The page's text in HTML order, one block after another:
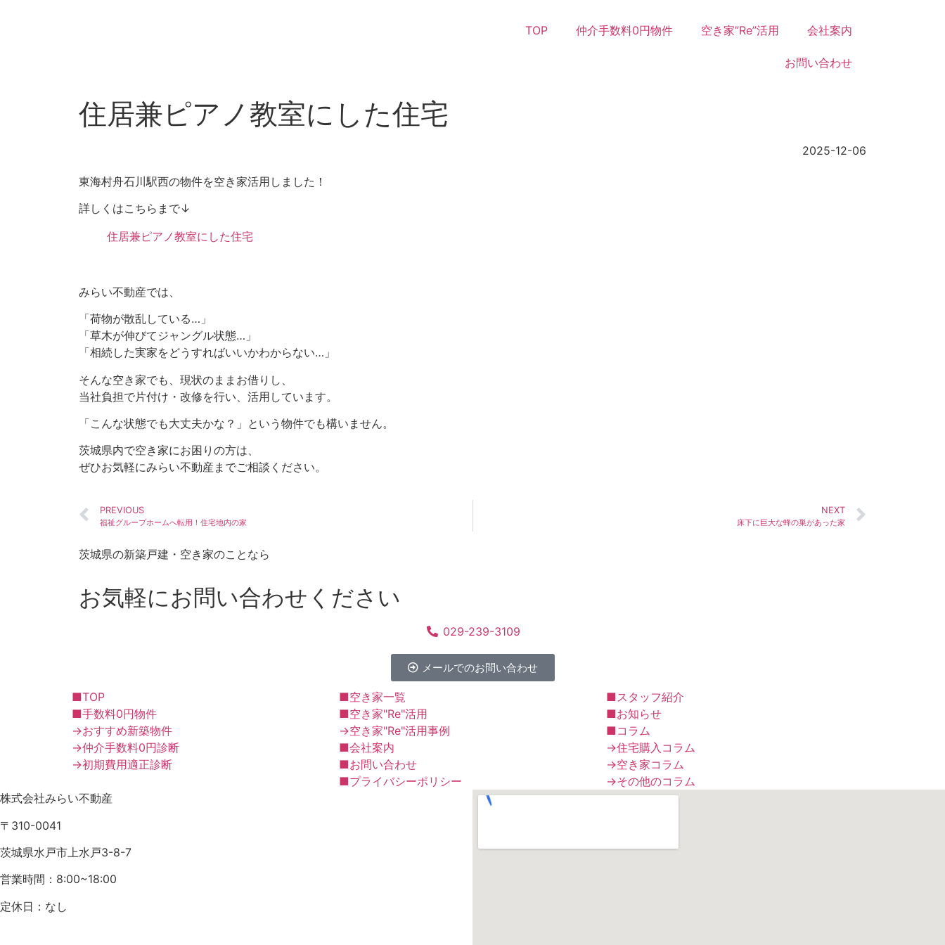
TOP 仲介手数料0円物件 空き家”Re”活用 会社案内
お問い合わせ
住居兼ピアノ教室にした住宅
2025-12-06
東海村舟石川駅西の物件を空き家活用しました！
詳しくはこちらまで↓
住居兼ピアノ教室にした住宅
みらい不動産では、
「荷物が散乱している…」
「草木が伸びてジャングル状態…」
「相続した実家をどうすればいいかわからない…」
そんな空き家でも、現状のままお借りし、
当社負担で片付け・改修を行い、活用しています。
「こんな状態でも大丈夫かな？」という物件でも構いません。
茨城県内で空き家にお困りの方は、
ぜひお気軽にみらい不動産までご相談ください。
PREVIOUS
福祉グループホームへ転用！住宅地内の家
NEXT
床下に巨大な蜂の巣があった家
茨城県の新築戸建・空き家のことなら
お気軽にお問い合わせください
029-239-3109
メールでのお問い合わせ
■TOP
■手数料0円物件
→おすすめ新築物件
→仲介手数料0円診断
→初期費用適正診断
■空き家一覧
■空き家"Re"活用
→空き家"Re"活用事例
■会社案内
■お問い合わせ
■プライバシーポリシー
■スタッフ紹介
■お知らせ
■コラム
→住宅購入コラム
→空き家コラム
→その他のコラム
株式会社みらい不動産
〒310-0041
茨城県水戸市上水戸3-8-7
営業時間：8:00~18:00
定休日：なし